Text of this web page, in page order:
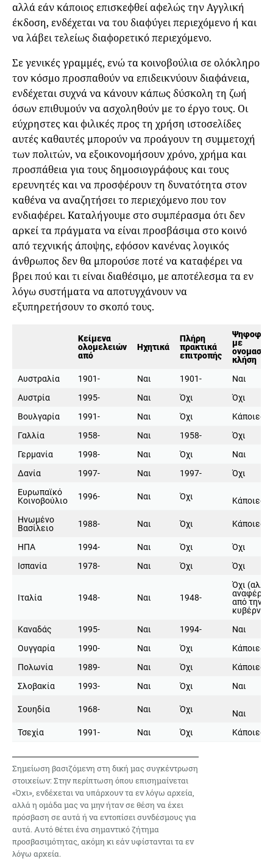
αλλά εάν κάποιος επισκεφθεί αφελώς την Αγγλική
έκδοση, ενδέχεται να του διαφύγει περιεχόμενο ή και
να λάβει τελείως διαφορετικό περιεχόμενο.
Σε γενικές γραμμές, ενώ τα κοινοβούλια σε ολόκληρο
τον κόσμο προσπαθούν να επιδεικνύουν διαφάνεια,
ενδέχεται συχνά να κάνουν κάπως δύσκολη τη ζωή
όσων επιθυμούν να ασχοληθούν με το έργο τους. Οι
εύχρηστες και φιλικές προς τη χρήση ιστοσελίδες
αυτές καθαυτές μπορούν να προάγουν τη συμμετοχή
των πολιτών, να εξοικονομήσουν χρόνο, χρήμα και
προσπάθεια για τους δημοσιογράφους και τους
ερευνητές και να προσφέρουν τη δυνατότητα στον
καθένα να αναζητήσει το περιεχόμενο που τον
ενδιαφέρει. Καταλήγουμε στο συμπέρασμα ότι δεν
αρκεί τα πράγματα να είναι προσβάσιμα στο κοινό
από τεχνικής άποψης, εφόσον κανένας λογικός
άνθρωπος δεν θα μπορούσε ποτέ να καταφέρει να
βρει πού και τι είναι διαθέσιμο, με αποτέλεσμα τα εν
λόγω συστήματα να αποτυγχάνουν να
εξυπηρετήσουν το σκοπό τους.
Κείμενα
ολομελειών
από
Ηχητικά
Πλήρη
πρακτικά
επιτροπής
με
κλήση
Αυστραλία
1901- Ναι 1901-
Ναι
Αυστρία
1995- Ναι Όχι
Όχι
Βουλγαρία
1991- Ναι Όχι
Κάποιες
Γαλλία
1958- Ναι 1958-
Όχι
Γερμανία
1998- Ναι Όχι
Ναι
Δανία
1997- Ναι 1997-
Όχι
Ευρωπαϊκό
Κοινοβούλιο
1996- Ναι Όχι
Κάποιες
Ηνωμένο
Βασίλειο
1988- Ναι Όχι Κάποιες
ΗΠΑ 1994- Ναι Όχι
Όχι
Ισπανία
1978- Ναι Όχι Όχι
Ιταλία 1948- Ναι 1948-
Όχι (αλλά
από την
Καναδάς
1995- Ναι 1994-
Ναι
Ουγγαρία
1990- Ναι Όχι
Κάποιες
Πολωνία
1989- Ναι Όχι
Κάποιες
Σλοβακία
1993- Ναι Όχι Ναι
Σουηδία 1968- Ναι Όχι
Ναι
Τσεχία
1991- Ναι Όχι Κάποιες
Σημείωση βασιζόμενη στη δική μας συγκέντρωση
στοιχείων: Στην περίπτωση όπου επισημαίνεται
«Όχι», ενδέχεται να υπάρχουν τα εν λόγω αρχεία,
αλλά η ομάδα μας να μην ήταν σε θέση να έχει
πρόσβαση σε αυτά ή να εντοπίσει συνδέσμους για
αυτά. Αυτό θέτει ένα σημαντικό ζήτημα
προσβασιμότητας, ακόμη κι εάν υφίστανται τα εν
λόγω αρχεία.